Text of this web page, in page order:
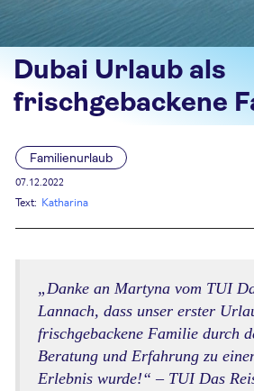
Dubai Urlaub als
frischgebackene
Familienurlaub
07.12.2022
Text: Katharina
„Danke an Martyna vom TUI
Lannach, dass unser erster
frischgebackene Familie durch
Beratung und Erfahrung zu
Erlebnis wurde!“ – TUI Das